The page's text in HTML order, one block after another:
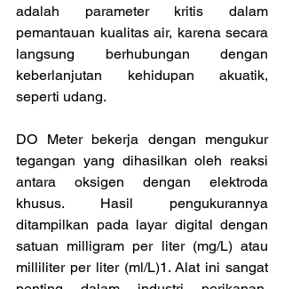
adalah parameter kritis dalam
pemantauan kualitas air, karena secara
langsung berhubungan dengan
keberlanjutan kehidupan akuatik,
seperti udang.
DO Meter bekerja dengan mengukur
tegangan yang dihasilkan oleh reaksi
antara oksigen dengan elektroda
khusus. Hasil pengukurannya
ditampilkan pada layar digital dengan
satuan milligram per liter (mg/L) atau
milliliter per liter (ml/L)1. Alat ini sangat